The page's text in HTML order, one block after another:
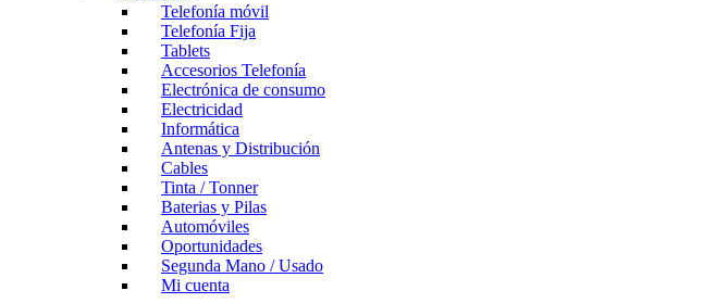
Telefonía móvil
Telefonía Fija
Tablets
Accesorios Telefonía
Electrónica de consumo
Electricidad
Informática
Antenas y Distribución
Cables
Tinta / Tonner
Baterias y Pilas
Automóviles
Oportunidades
Segunda Mano / Usado
Mi cuenta